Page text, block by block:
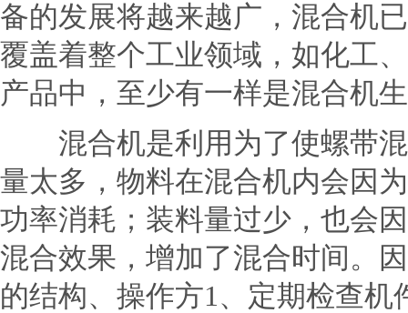
备的发展将越来越广，混合机
覆盖着整个工业领域，如化工
产品中，至少有一样是混合机
混合机是利用为了使螺带混
量太多，物料在混合机内会因
功率消耗；装料量过少，也会
混合效果，增加了混合时间。
的结构、操作方1、定期检查